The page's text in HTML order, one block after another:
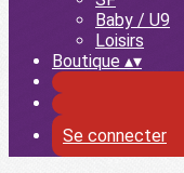
Baby / U9
Loisirs
Boutique ▴▾
Se connecter